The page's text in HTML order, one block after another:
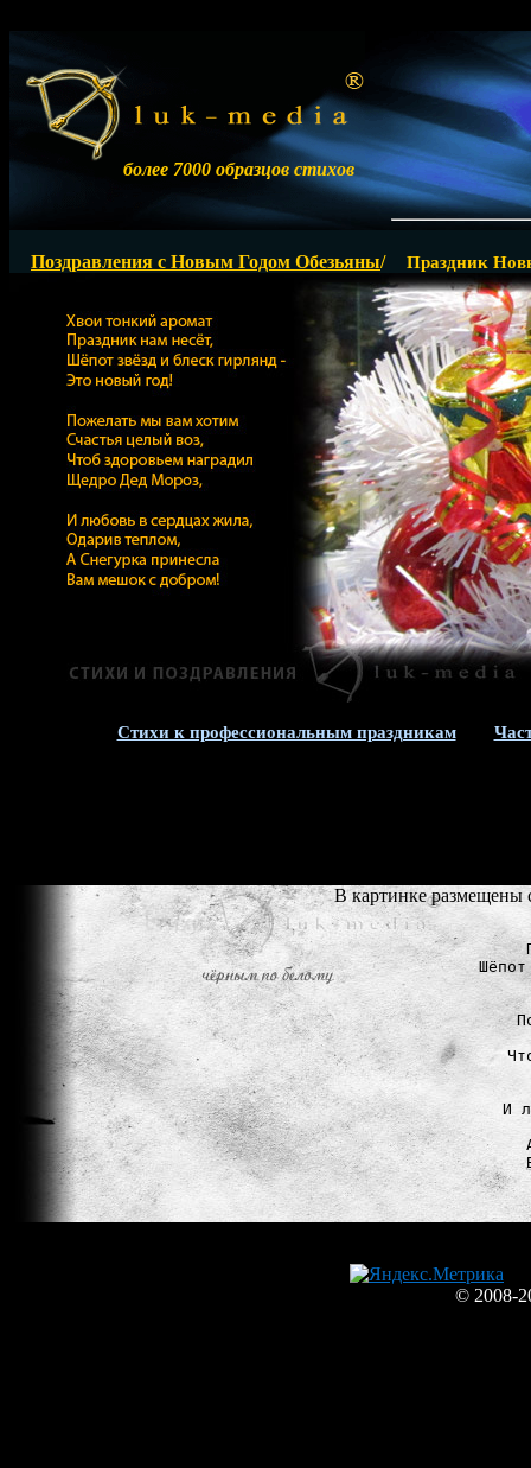
более 7000 образцов стихов
Поздравления с Новым Годом Обезьяны/ Праздник
Стихи к профессиональным праздникам
В картинке размещены
И
© 2008-